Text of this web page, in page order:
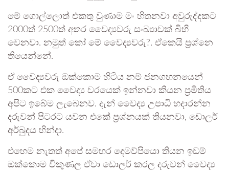
මේ ගොල්ලොත් එකතු වුණාම මං හිතනවා අවුරුද්දකට
2000ත් 2500ත් අතර වෛද්‍යවරු සංඛ්‍යාවක් බිහි
වෙනවා. නමුත් කෝ මේ වෛද්‍යවරු?. ඒකෙයි ප්‍රශ්නෙ
තියෙන්නේ.
ඒ වෛද්‍යවරු ඔක්කොම හිටිය නම් ජනගහනයෙන්
500කට එක වෛද්‍ය වරයෙක් ඉන්නවා කියන ප්‍රමිතිය
අපිට ඉබේම ලැබෙනව. දැන් වෛද්‍ය උපාධි හදාරන්න
දරුවන් පිටරට යවන එකේ ප්‍රශ්නයක් තියනවා, ඩොලර්
අර්බුදය හින්දා.
එහෙම නැතත් අපේ සමහර දෙමව්පියො තියන ඉඩම්
ඔක්කොම විකුණල ඒවා ඩොලර් කරල දරුවන් වෛද්‍ය